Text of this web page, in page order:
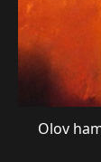
Olov